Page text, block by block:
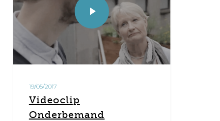
19/05/2017
Videoclip
Onderbemand